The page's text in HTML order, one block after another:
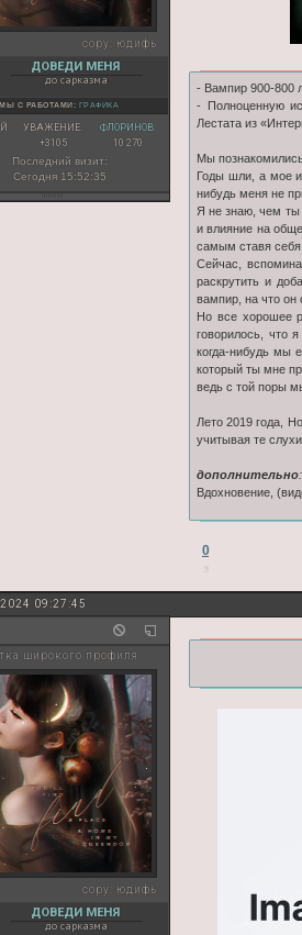
copy: юдифь
ДОВЕДИ МЕНЯ
до сарказма
С РАБОТАМИ: ГРАФИКА
УВАЖЕНИЕ:
+3105
ФЛОРИНОВ:
10 270
Последний визит:
Сегодня 15:52:35
- Вампир 900-800
- Полноценную
Лестата из
Мы
Годы шли, а мое
нибудь меня не
Я не знаю, чем ты
и влияние на
самым ставя
Сейчас,
раскрутить и
вампир, на что он
Но все хорошее
говорилось, что
когда-нибудь мы
который ты мне
ведь с той поры
Лето 2019 года,
учитывая те
дополнительно:
Вдохновение,
0
09:27:45
широкого профиля
copy: юдифь
ДОВЕДИ МЕНЯ
до сарказма